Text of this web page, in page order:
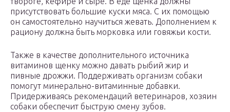
присутствовать большие куски мяса. С их помощью
он самостоятельно научиться жевать. Дополнением к
рациону должна быть морковка или говяжьи кости.
Также в качестве дополнительного источника
витаминов щенку можно давать рыбий жир и
пивные дрожжи. Поддерживать организм собаки
помогут минерально-витаминные добавки.
Придерживаясь рекомендаций ветеринаров, хозяин
собаки обеспечит быструю смену зубов.